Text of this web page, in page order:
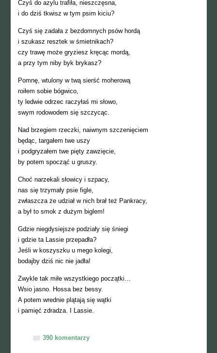
Czyś do azylu trafiła, nieszczęsna,
i do dziś tkwisz w tym psim kiciu?
Czyś się zadała z bezdomnych psów hordą
i szukasz resztek w śmietnikach?
czy trawę może gryziesz kręcąc mordą,
a przy tym niby byk brykasz?
Pomnę, wtulony w twą sierść moherową
roiłem sobie bógwico,
ty ledwie odrzec raczyłaś mi słowo,
swym rodowodem się szczycąc.
Nad brzegiem rzeczki, naiwnym szczenięciem
będąc, targałem twe uszy
i podgryzałem twe pięty zawzięcie,
by potem spocząć u gruszy.
Choć narzekali słowicy i szpacy,
nas się trzymały psie figle,
zwłaszcza że udział w nich brał też Pankracy,
a był to smok z dużym biglem!
Gdzie niegdysiejsze podziały się śniegi
i gdzie ta Lassie przepadła?
Jeśli w koszyszku u mego kolegi,
bodajby dziś nic nie jadła!
Zwykle tak miłe wszystkiego początki…
Wsio jasno. Hossa bez bessy.
A potem wrednie plątają się wątki
i pamięć zdradza. I Lassie.
390 komentarzy